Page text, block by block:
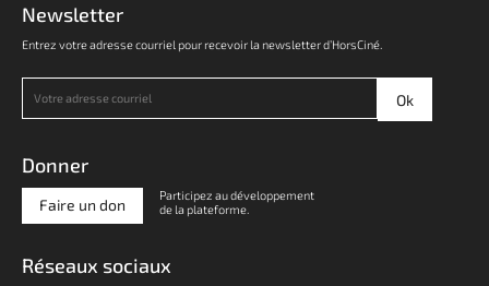
Réseaux sociaux
Newsletter
Entrez votre adresse courriel pour recevoir la newsletter d’HorsCiné.
Donner
Faire un don
Participez au développement
de la plateforme.